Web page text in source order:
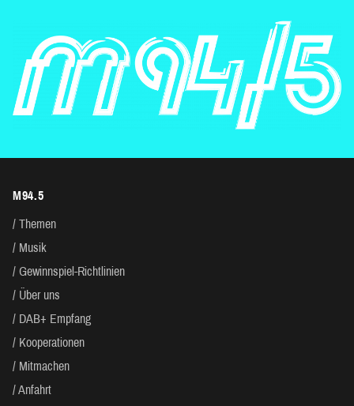
M94.5
Themen
Musik
Gewinnspiel-Richtlinien
Über uns
DAB+ Empfang
Kooperationen
Mitmachen
Anfahrt